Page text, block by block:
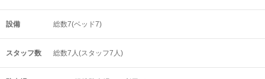
設備 総数7(ベッド7)
スタッフ数 総数7人(スタッフ7人)